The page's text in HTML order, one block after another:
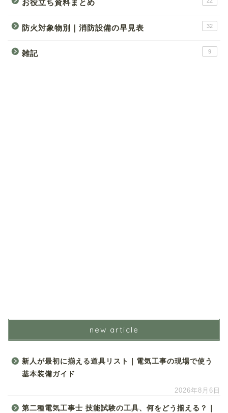
お役立ち資料まとめ
防火対象物別｜消防設備の早見表 32
雑記 9
new article
新人が最初に揃える道具リスト｜電気工事の現場で使う
基本装備ガイド
2026年8月6日
第二種電気工事士 技能試験の工具、何をどう揃える？｜